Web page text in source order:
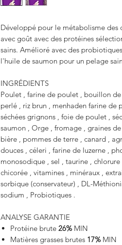
Développé pour le métabolisme des
avec goût avec des protéines
sains. Amélioré avec des
l'huile de saumon pour un pelage
INGRÉDIENTS
Poulet , farine de poulet , bouillon
perlé , riz brun , menhaden farine de
séchées grignons , foie de poulet ,
saumon , Orge , fromage , graines
bière , pommes de terre , canard ,
douces , céleri , farine de luzerne ,
monosodique , sel , taurine ,
chicorée , vitamines , minéraux ,
sorbique (conservateur) , DL-
sodium , Probiotiques .
ANALYSE GARANTIE
Protéine brute 26%MIN
Matières grasses brutes 17%MIN